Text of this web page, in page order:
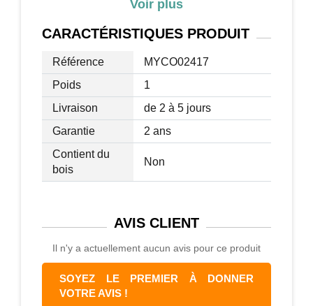
Les produits d'hygiène et le matériel de
soin est rangé avec discrétion
Acier inoxydable de couleur alu
Installation facile au mur avec pré-
perçages
Visserie de fixation incluse
Entretien facile avec nettoyant à alcool
Voir plus
CARACTÉRISTIQUES PRODUIT
Référence
MYCO02417
Poids
1
Livraison
de 2 à 5 jours
Garantie
2 ans
Contient du
bois
Non
AVIS CLIENT
Il n'y a actuellement aucun avis pour ce produit
SOYEZ LE PREMIER À DONNER
VOTRE AVIS !